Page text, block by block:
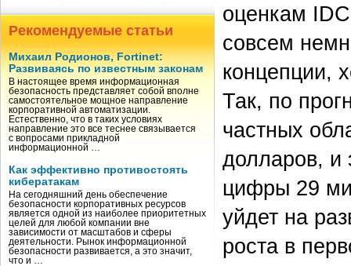
Рекомендуемые статьи
Михаил Родионов, Fortinet:
Развиваясь по известным законам
В настоящее время информационная
безопасность представляет собой вполне
самостоятельное мощное направление
корпоративной автоматизации.
Естественно, что в таких условиях
направление это все теснее связывается
с вопросами прикладной
информационной …
Как эффективно противостоять
кибератакам
На сегодняшний день обеспечение
безопасности корпоративных ресурсов
является одной из наиболее приоритетных
целей для любой компании вне
зависимости от масштабов и сферы
деятельности. Рынок информационной
безопасности развивается, а это значит,
что и …
оценкам IDC
совсем
концепции,
Так, по
частных
долларов, и
цифры 29
уйдет на
роста в